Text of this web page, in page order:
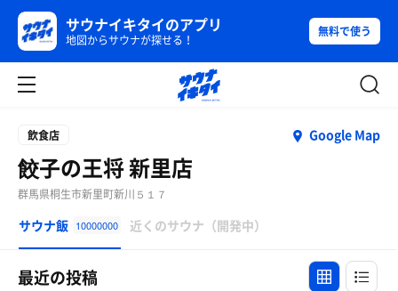
サウナイキタイのアプリ
地図からサウナが探せる！
無料で使う
飲食店 Google Map
餃子の王将 新里店
群馬県桐生市新里町新川５１７
サウナ飯 10000000 近くのサウナ（開発中）
最近の投稿